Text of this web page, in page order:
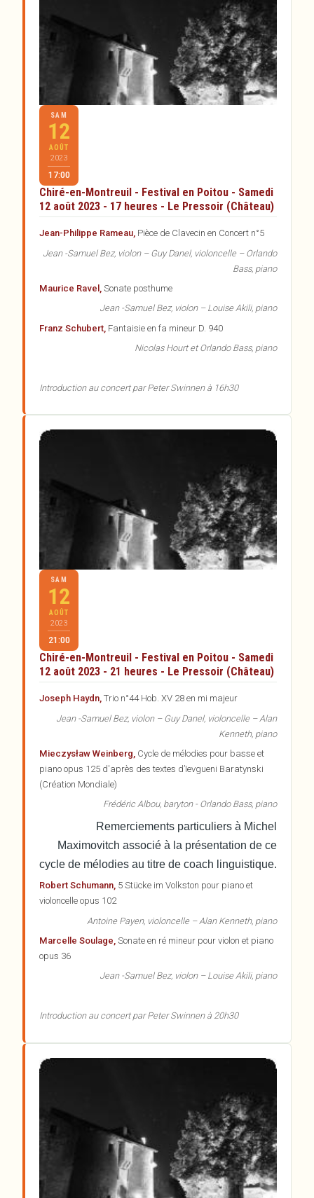
SAM
12
AOÛT
2023
17:00
Chiré-en-Montreuil - Festival en Poitou - Samedi
12 août 2023 - 17 heures - Le Pressoir (Château)
Jean-Philippe Rameau, Pièce de Clavecin en Concert n°5
Jean -Samuel Bez, violon – Guy Danel, violoncelle – Orlando
Bass, piano
Maurice Ravel, Sonate posthume
Jean -Samuel Bez, violon – Louise Akili, piano
Franz Schubert, Fantaisie en fa mineur D. 940
Nicolas Hourt et Orlando Bass, piano
Introduction au concert par Peter Swinnen à 16h30
SAM
12
AOÛT
2023
21:00
Chiré-en-Montreuil - Festival en Poitou - Samedi
12 août 2023 - 21 heures - Le Pressoir (Château)
Joseph Haydn, Trio n°44 Hob. XV 28 en mi majeur
Jean -Samuel Bez, violon – Guy Danel, violoncelle – Alan
Kenneth, piano
Mieczysław Weinberg, Cycle de mélodies pour basse et
piano opus 125 d'après des textes d’Ievgueni Baratynski
(Création Mondiale)
Frédéric Albou, baryton - Orlando Bass, piano
Remerciements particuliers à Michel
Maximovitch associé à la présentation de ce
cycle de mélodies au titre de coach linguistique.
Robert Schumann, 5 Stücke im Volkston pour piano et
violoncelle opus 102
Antoine Payen, violoncelle – Alan Kenneth, piano
Marcelle Soulage, Sonate en ré mineur pour violon et piano
opus 36
Jean -Samuel Bez, violon – Louise Akili, piano
Introduction au concert par Peter Swinnen à 20h30